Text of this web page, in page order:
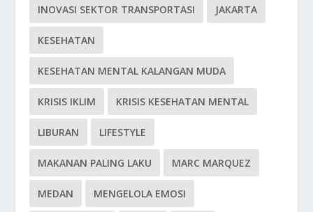
INOVASI SEKTOR TRANSPORTASI JAKARTA
KESEHATAN
KESEHATAN MENTAL KALANGAN MUDA
KRISIS IKLIM KRISIS KESEHATAN MENTAL
LIBURAN LIFESTYLE
MAKANAN PALING LAKU MARC MARQUEZ
MEDAN MENGELOLA EMOSI